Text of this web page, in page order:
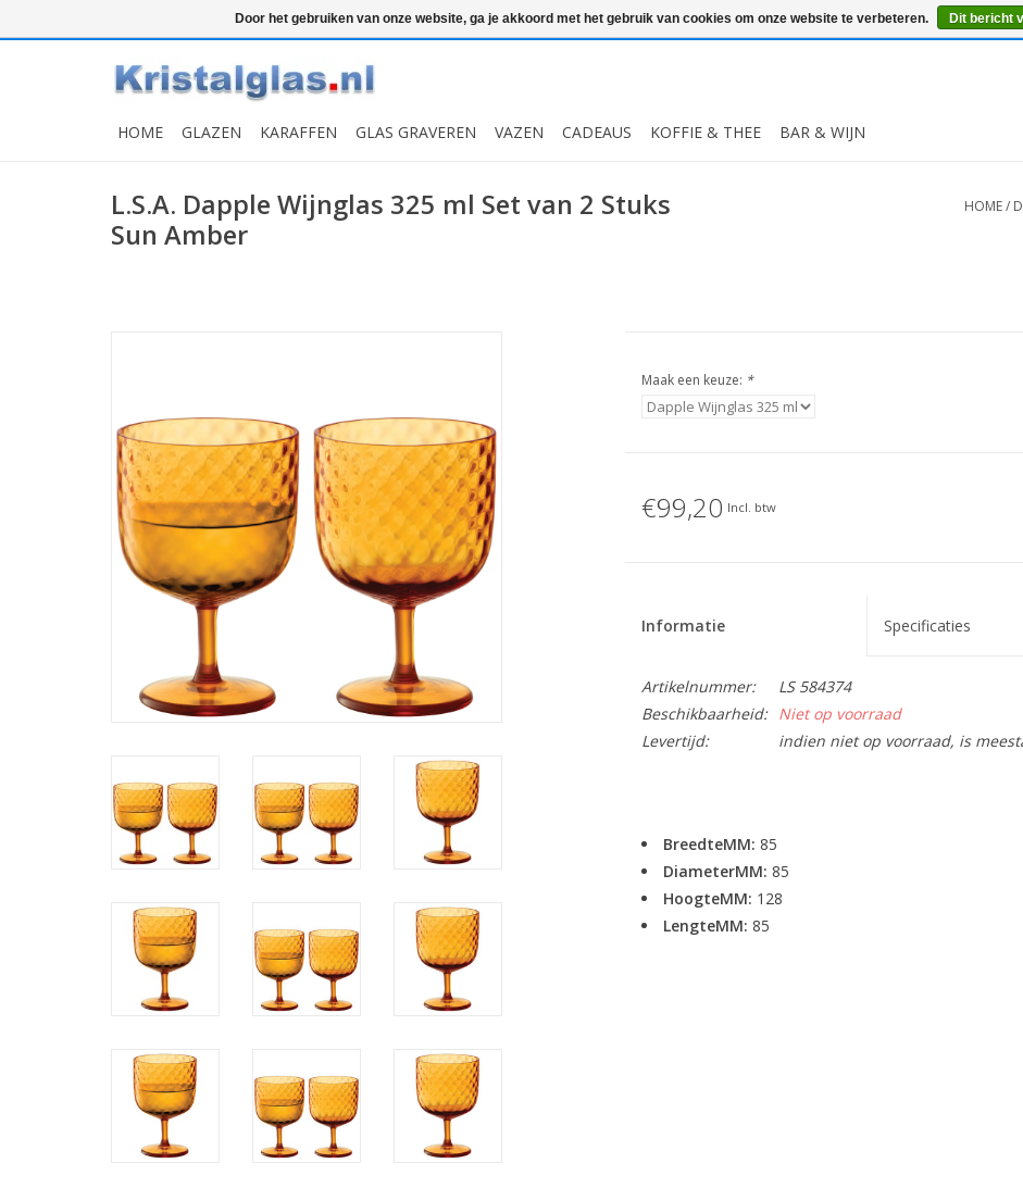
Snelle levering Graveren
HOME GLAZEN KARAFFEN GLAS GRAVEREN VAZEN CADEAUS KOFFIE & THEE BAR & WIJN
L.S.A. Dapple Wijnglas 325 ml Set van 2 Stuks
Sun Amber
HOME/
Maak een keuze: *
€99,20 Incl. btw
Informatie Specificaties
Artikelnummer:
LS 584374
Beschikbaarheid:
Niet op voorraad
Levertijd:
indien niet op voorraad, is
BreedteMM: 85
DiameterMM: 85
HoogteMM: 128
LengteMM: 85
Door het gebruiken van onze website, ga je akkoord met het gebruik van cookies om onze website te verbeteren. Dit bericht